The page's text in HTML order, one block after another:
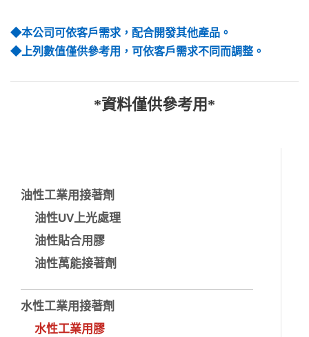
◆本公司可依客戶需求，配合開發其他產品。
◆上列數值僅供參考用，可依客戶需求不同而調整。
*資料僅供參考用*
油性工業用接著劑
油性UV上光處理
油性貼合用膠
油性萬能接著劑
水性工業用接著劑
水性工業用膠